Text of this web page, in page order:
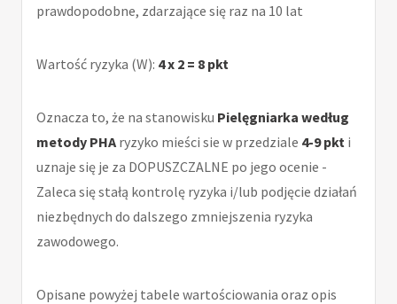
prawdopodobne, zdarzające się raz na 10 lat
Wartość ryzyka (W): 4 x 2 = 8 pkt
Oznacza to, że na stanowisku Pielęgniarka według
metody PHA ryzyko mieści sie w przedziale 4-9 pkt i
uznaje się je za DOPUSZCZALNE po jego ocenie -
Zaleca się stałą kontrolę ryzyka i/lub podjęcie działań
niezbędnych do dalszego zmniejszenia ryzyka
zawodowego.
Opisane powyżej tabele wartościowania oraz opis